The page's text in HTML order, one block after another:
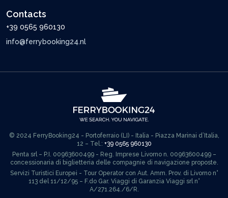
Contacts
+39 0565 960130
info@ferrybooking24.nl
© 2024 FerryBooking24 - Portoferraio (LI) - Italia - Piazza Marinai d’Italia,
12 – Tel.: +39 0565 960130
Penta srl – P.I. 00963600499 - Reg. Imprese Livorno n. 00963600499 –
concessionaria di biglietteria delle compagnie di navigazione proposte.
Servizi Turistici Europei - Tour Operator con Aut. Amm. Prov. di Livorno n°
113 del 11/12/95 – F.do Gar. Viaggi di Garanzia Viaggi srl n°
A/271.264./6/R.